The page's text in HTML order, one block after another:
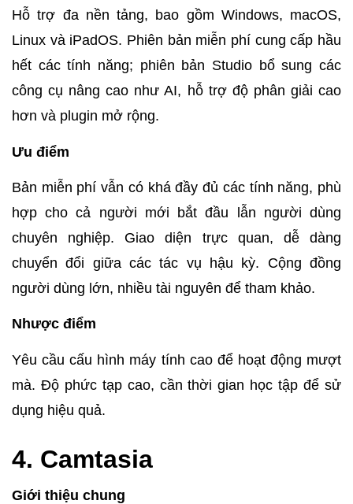
Hỗ trợ đa nền tảng, bao gồm Windows, macOS,
Linux và iPadOS. Phiên bản miễn phí cung cấp hầu
hết các tính năng; phiên bản Studio bổ sung các
công cụ nâng cao như AI, hỗ trợ độ phân giải cao
hơn và plugin mở rộng.
Ưu điểm
Bản miễn phí vẫn có khá đầy đủ các tính năng, phù
hợp cho cả người mới bắt đầu lẫn người dùng
chuyên nghiệp. Giao diện trực quan, dễ dàng
chuyển đổi giữa các tác vụ hậu kỳ. Cộng đồng
người dùng lớn, nhiều tài nguyên để tham khảo.
Nhược điểm
Yêu cầu cấu hình máy tính cao để hoạt động mượt
mà. Độ phức tạp cao, cần thời gian học tập để sử
dụng hiệu quả.
4. Camtasia
Giới thiệu chung